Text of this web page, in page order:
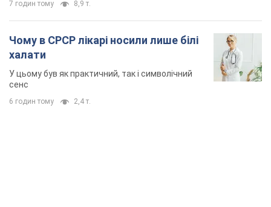
Дружина тяжкохворого Джо Байдена назвала
перший симптом, який сигналізував про його
"агресивний" рак
Спершу лікарі не надали цьому належної уваги
6 годин тому 9,9 т.